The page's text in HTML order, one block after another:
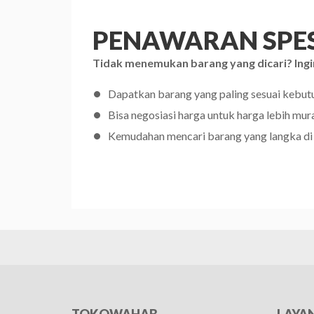
PENAWARAN
Tidak menemukan barang yang dicari?
Dapatkan barang yang paling sesuai
Bisa negosiasi harga untuk harga lebih
Kemudahan mencari barang yang langka